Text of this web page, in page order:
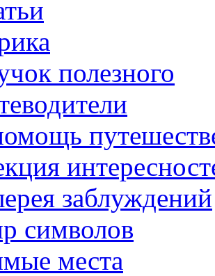
полезного
заблуждений
символов
места